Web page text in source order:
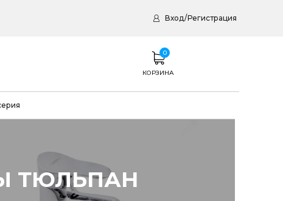
Вход/Регистрация
0
КОРЗИНА
ТЮЛЬПАН